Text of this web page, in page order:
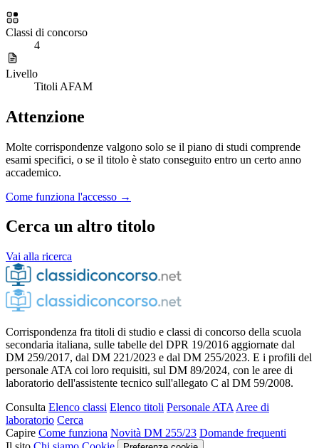
Classi di concorso
4
Livello
Titoli AFAM
Attenzione
Molte corrispondenze valgono solo se il piano di studi comprende
esami specifici, o se il titolo è stato conseguito entro un certo anno
accademico.
Come funziona l'accesso →
Cerca un altro titolo
Vai alla ricerca
Corrispondenza fra titoli di studio e classi di concorso della scuola
secondaria italiana, sulle tabelle del DPR 19/2016 aggiornate dal
DM 259/2017, dal DM 221/2023 e dal DM 255/2023. E i profili del
personale ATA coi loro requisiti, sul DM 89/2024, con le aree di
laboratorio dell'assistente tecnico sull'allegato C al DM 59/2008.
Consulta Elenco classi Elenco titoli Personale ATA Aree di
laboratorio Cerca
Capire Come funziona Novità DM 255/23 Domande frequenti